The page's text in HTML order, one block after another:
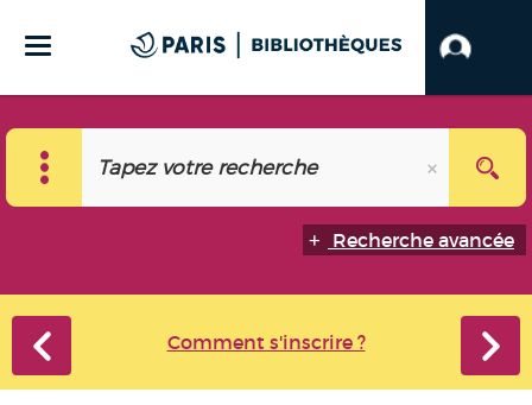
Recherche avancée
Comment s'inscrire ?